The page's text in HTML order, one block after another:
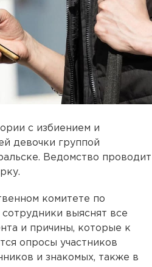
с избиением и
девочки группой
Ведомство проводит
комитете по
выяснят все
и причины, которые к
опросы участников
и знакомых, также в